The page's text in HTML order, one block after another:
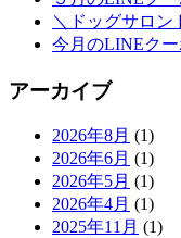
＼ドッグサロン
今月のLINEクー
アーカイブ
2026年8月 (1)
2026年6月 (1)
2026年5月 (1)
2026年4月 (1)
2025年11月 (1)